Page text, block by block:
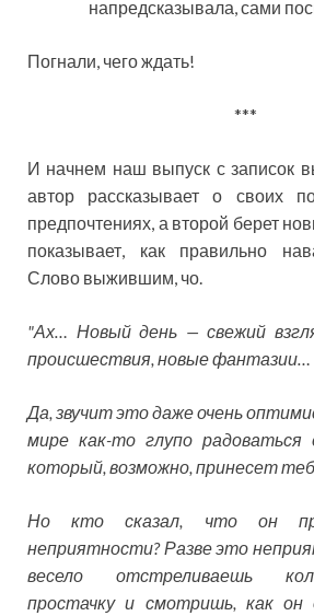
напредсказывала, сами
Погнали, чего ждать!
***
И начнем наш выпуск с записок
автор рассказывает о своих
предпочтениях, а второй берет
показывает, как правильно
Слово выжившим, чо.
"Ах… Новый день — свежий
происшествия, новые фантазии…
Да, звучит это даже очень
мире как-то глупо
который, возможно, принесет
Но кто сказал, что он
неприятности? Разве это
весело отстреливаешь
простачку и смотришь, как он